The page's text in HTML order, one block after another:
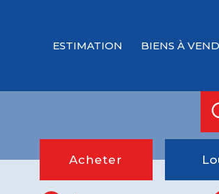
ESTIMATION BIENS À
Acheter